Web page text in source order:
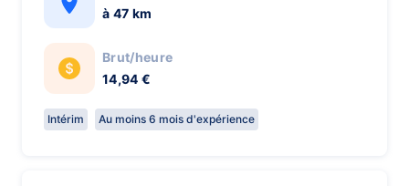
à 47 km
Brut/heure
14,94 €
Intérim Au moins 6 mois d'expérience